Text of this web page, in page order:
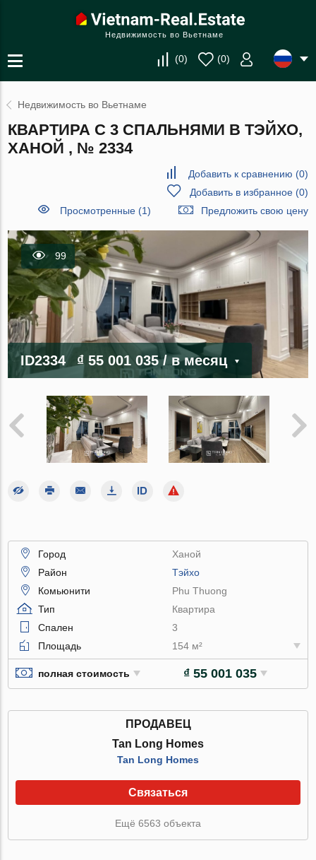
Недвижимость во Вьетнаме
(0) (0)
Недвижимость во Вьетнаме
КВАРТИРА С 3 СПАЛЬНЯМИ В ТЭЙХО,
ХАНОЙ , № 2334
Добавить к сравнению (0)
Добавить в избранное(0)
Просмотренные (1)
Предложить свою цену
99
ID2334 ₫ 55 001 035/ в месяц
Город
Ханой
Район
Тэйхо
Комьюнити
Phu Thuong
Тип
Квартира
Спален
3
Площадь
154 м²
полная стоимость ₫ 55 001 035
ПРОДАВЕЦ
Tan Long Homes
Tan Long Homes
Связаться
Ещё 6563 объекта